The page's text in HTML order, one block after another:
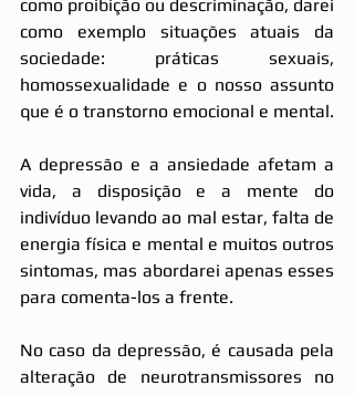
como proibição ou descriminação, darei
como exemplo situações atuais da
sociedade: práticas sexuais,
homossexualidade e o nosso assunto
A depressão e a ansiedade afetam a
vida, a disposição e a mente do
indivíduo levando ao mal estar, falta de
energia física e mental e muitos outros
sintomas, mas abordarei apenas esses
para comenta-los a frente.
No caso da depressão, é causada pela
alteração de neurotransmissores no